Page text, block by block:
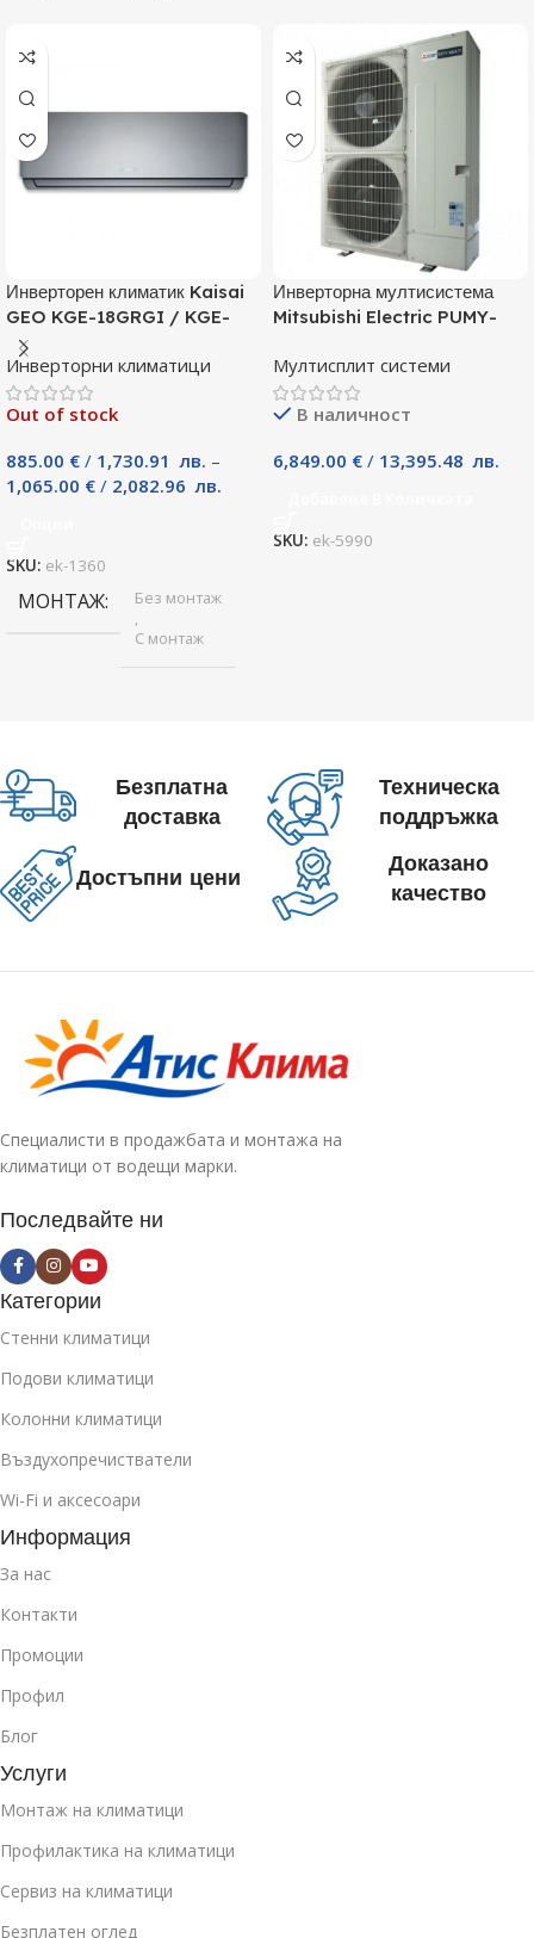
Инверторен климатик Kaisai
GEO KGE-18GRGI / KGE-
18GRGO, 18000 BTU, Клас
A++
Инверторни климатици
Out of stock
885.00 € / 1,730.91 лв. –
1,065.00 € / 2,082.96 лв.
SKU: ek-1360
МОНТАЖ
Без монтаж
,
С монтаж
Инверторна мултисистема
Mitsubishi Electric PUMY-
Мултисплит системи
В наличност
6,849.00 € / 13,395.48 лв.
SKU: ek-5990
Безплатна
доставка
Техническа
поддръжка
Достъпни цени
Доказано
качество
Специалисти в продажбата и монтажа на
климатици от водещи марки.
Последвайте ни
Категории
Стенни климатици
Подови климатици
Колонни климатици
Въздухопречистватели
Wi-Fi и аксесоари
Информация
За нас
Контакти
Промоции
Профил
Блог
Услуги
Монтаж на климатици
Профилактика на климатици
Сервиз на климатици
Безплатен оглед